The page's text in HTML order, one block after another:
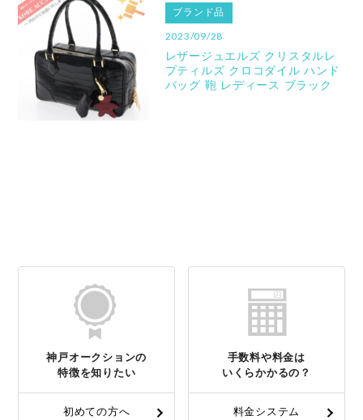
ブランド品
2023/09/28
レザージュエルズ クリスタルレ
プティルズ クロコダイル ハンド
バッグ 鞄 レディース ブラック
神戸オークションの
特徴を知りたい
初めての方へ
手数料や料金は
いくらかかるの？
料金システム